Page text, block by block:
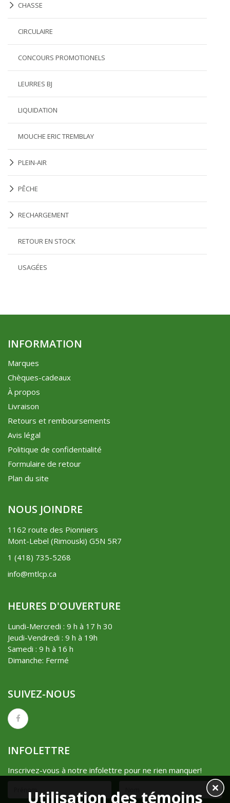
CHASSE
CIRCULAIRE
CONCOURS PROMOTIONELS
LEURRES BJ
LIQUIDATION
MOUCHE ERIC TREMBLAY
PLEIN-AIR
PÊCHE
RECHARGEMENT
RETOUR EN STOCK
USAGÉES
INFORMATION
Marques
Chèques-cadeaux
À propos
Livraison
Retours et remboursements
Avis légal
Politique de confidentialité
Formulaire de retour
Plan du site
NOUS JOINDRE
1162 route des Pionniers
Mont-Lebel (Rimouski) G5N 5R7
1 (418) 735-5268
info@mtlcp.ca
HEURES D'OUVERTURE
Lundi-Mercredi : 9 h à 17 h 30
Jeudi-Vendredi : 9 h à 19h
Samedi : 9 h à 16 h
Dimanche: Fermé
SUIVEZ-NOUS
INFOLETTRE
Inscrivez-vous à notre infolettre pour ne rien manquer!
Utilisation des témoins